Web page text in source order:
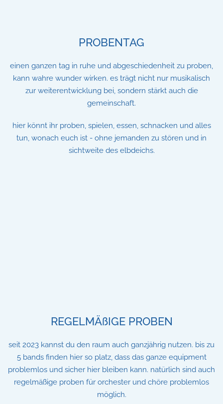
PROBENTAG
einen ganzen tag in ruhe und abgeschiedenheit zu proben,
kann wahre wunder wirken. es trägt nicht nur musikalisch
zur weiterentwicklung bei, sondern stärkt auch die
gemeinschaft.
hier könnt ihr proben, spielen, essen, schnacken und alles
tun, wonach euch ist - ohne jemanden zu stören und in
sichtweite des elbdeichs.
REGELMÄßIGE PROBEN
seit 2023 kannst du den raum auch ganzjährig nutzen. bis zu
5 bands finden hier so platz, dass das ganze equipment
problemlos und sicher hier bleiben kann. natürlich sind auch
regelmäßige proben für orchester und chöre problemlos
möglich.